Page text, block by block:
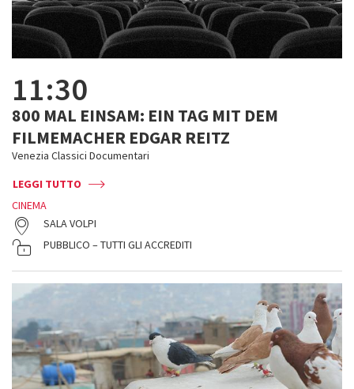
11:30
800 MAL EINSAM: EIN TAG MIT DEM
FILMEMACHER EDGAR REITZ
Venezia Classici Documentari
LEGGI TUTTO
CINEMA
SALA VOLPI
PUBBLICO – TUTTI GLI ACCREDITI